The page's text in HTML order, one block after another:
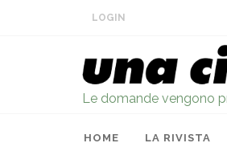
LOGIN
Le domande vengono
HOME LA RIVISTA